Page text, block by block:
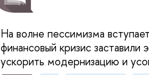
На волне пессимизма
финансовый кризис
ускорить модернизацию и